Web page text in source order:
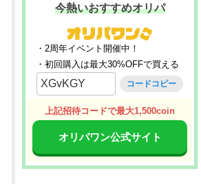
今熱いおすすめオリパ
・2周年イベント開催中！
・初回購入は最大30%OFFで買える
XGvKGY コードコピー
上記招待コードで最大1,500coin
オリパワン公式サイト